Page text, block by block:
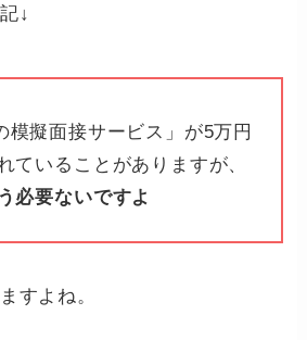
↓
模擬面接サービス」が5万円
ていることがありますが、
必要ないですよ
すよね。